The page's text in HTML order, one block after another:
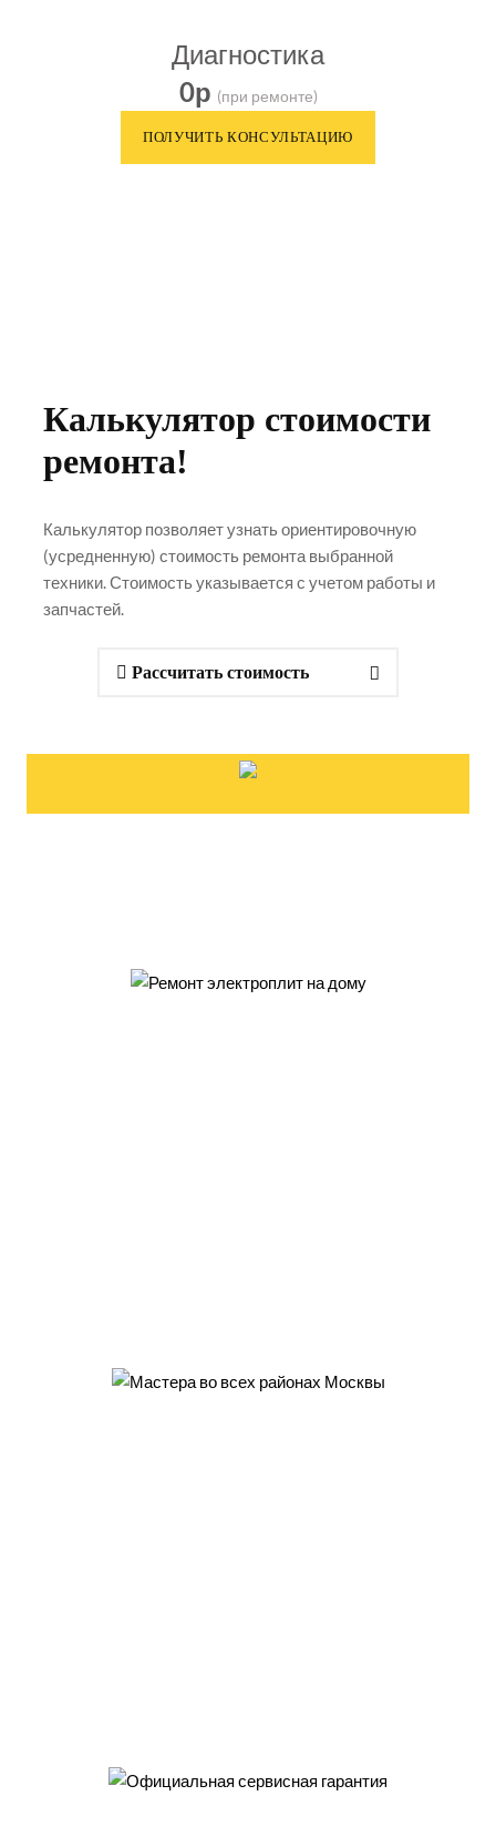
Диагностика
0р (при ремонте)
Калькулятор стоимости
ремонта!
Калькулятор позволяет узнать ориентировочную
(усредненную) стоимость ремонта выбранной
техники. Стоимость указывается с учетом работы и
запчастей.
Рассчитать стоимость